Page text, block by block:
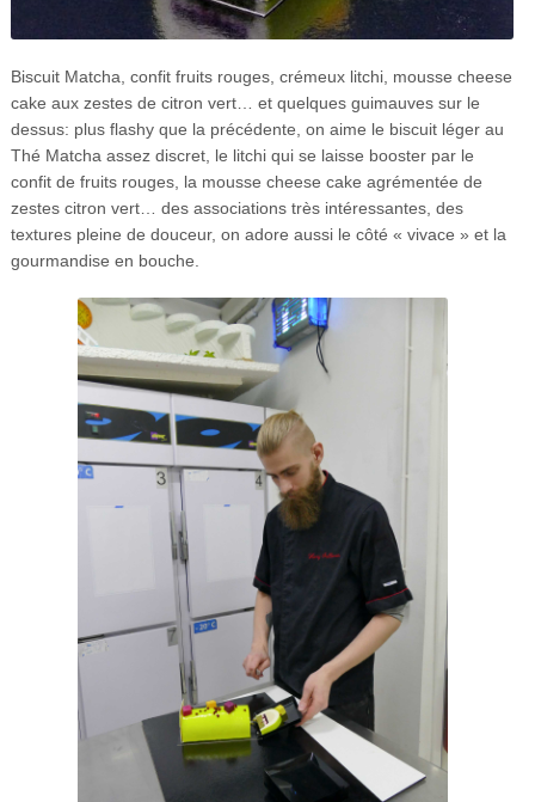
Biscuit Matcha, confit fruits rouges, crémeux litchi, mousse cheese
cake aux zestes de citron vert… et quelques guimauves sur le
dessus: plus flashy que la précédente, on aime le biscuit léger au
Thé Matcha assez discret, le litchi qui se laisse booster par le
confit de fruits rouges, la mousse cheese cake agrémentée de
zestes citron vert… des associations très intéressantes, des
textures pleine de douceur, on adore aussi le côté « vivace » et la
gourmandise en bouche.